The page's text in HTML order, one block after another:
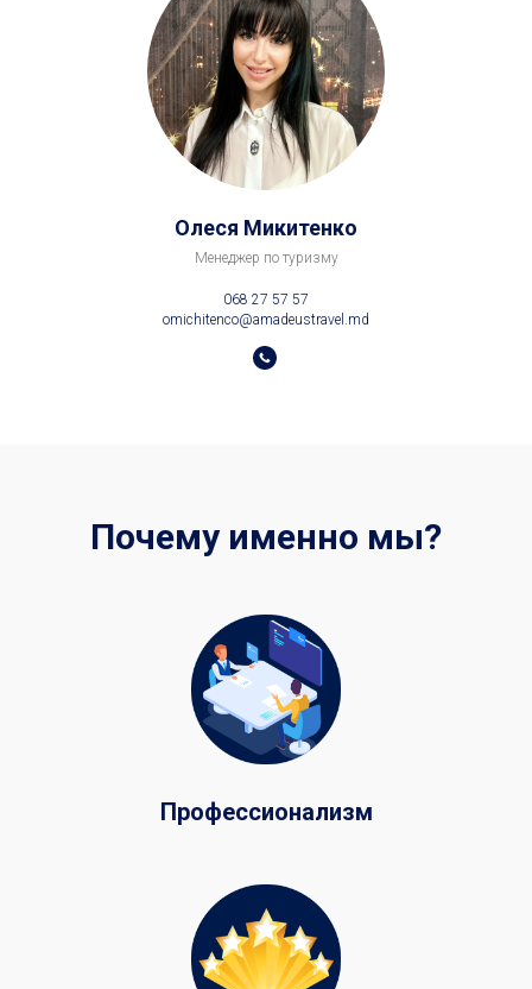
Олеся Микитенко
Менеджер по туризму
068 27 57 57
omichitenco@amadeustravel.md
Профессионализм
Опыт